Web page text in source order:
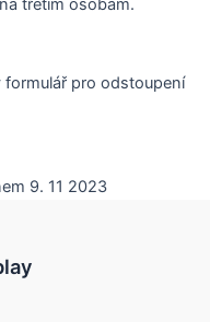
třetím osobám.
formulář pro odstoupení
9. 11 2023